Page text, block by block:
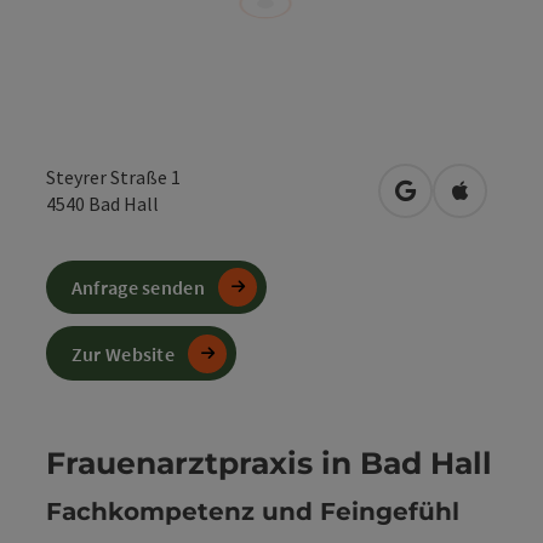
Steyrer Straße 1
4540 Bad Hall in Googlein Apple
Frauenarztpraxis in Bad Hall
Fachkompetenz und Feingefühl
Anfrage senden
Zur Website